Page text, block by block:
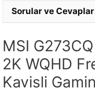
Sorular ve Cevaplar
MSI
2K WQHD
Kavisli